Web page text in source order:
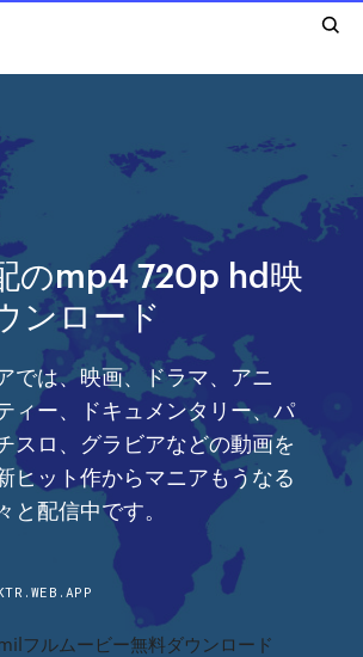
のmp4 720p hd映
ンロード
では、映画、ドラマ、アニ
ィー、ドキュメンタリー、パ
スロ、グラビアなどの動画を
ヒット作からマニアもうなる
と配信中です。
フルムービー無料ダウンロード